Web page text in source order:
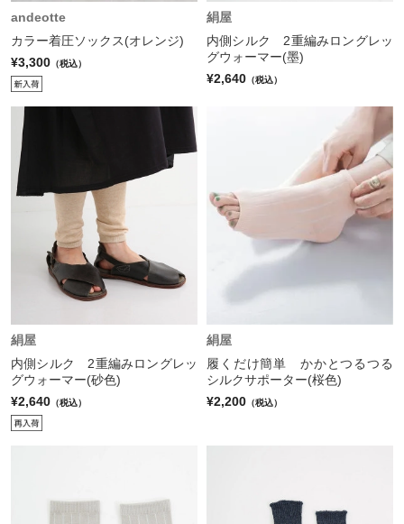
andeotte
カラー着圧ソックス(オレンジ)
¥3,300 （税込）
絹屋
内側シルク 2重編みロングレッ
グウォーマー(墨)
¥2,640 （税込）
絹屋
内側シルク 2重編みロングレッ
グウォーマー(砂色)
¥2,640 （税込）
絹屋
履くだけ簡単 かかとつるつる
シルクサポーター(桜色)
¥2,200 （税込）